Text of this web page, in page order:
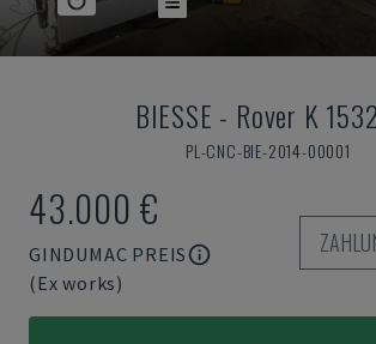
BIESSE - Rover K
PL-CNC-BIE-2014-00001
43.000 €
GINDUMAC PREIS
(Ex works)